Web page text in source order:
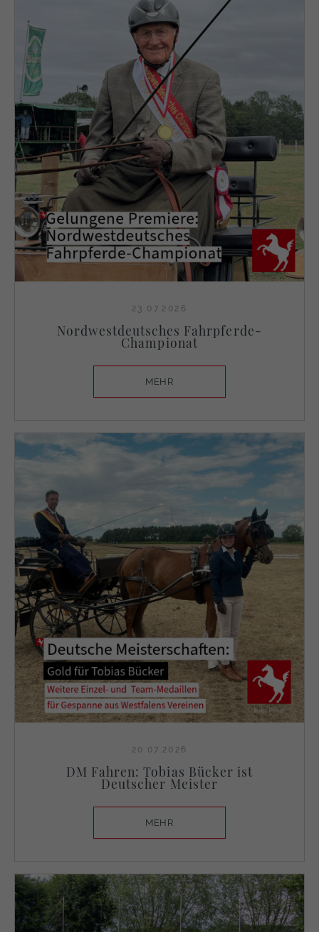
23.07.2026
Nordwestdeutsches Fahrpferde-
Championat
MEHR
20.07.2026
DM Fahren: Tobias Bücker ist
Deutscher Meister
MEHR